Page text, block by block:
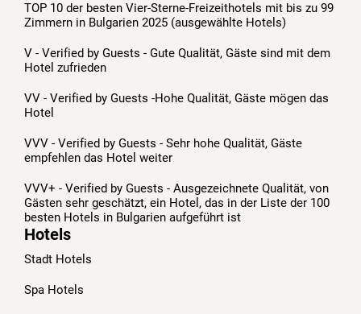
TOP 10 der besten Vier-Sterne-Freizeithotels mit bis zu 99
Zimmern in Bulgarien 2025 (ausgewählte Hotels)
V - Verified by Guests - Gute Qualität, Gäste sind mit dem
Hotel zufrieden
VV - Verified by Guests -Hohe Qualität, Gäste mögen das
Hotel
VVV - Verified by Guests - Sehr hohe Qualität, Gäste
empfehlen das Hotel weiter
VVV+ - Verified by Guests - Ausgezeichnete Qualität, von
Gästen sehr geschätzt, ein Hotel, das in der Liste der 100
besten Hotels in Bulgarien aufgeführt ist
Hotels
Stadt Hotels
Spa Hotels